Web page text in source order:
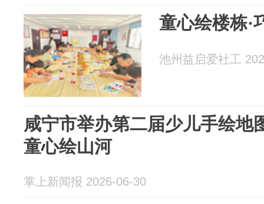
童心绘楼栋·
池州益启爱社工
咸宁市举办第二届少儿手绘地
童心绘山河
掌上新闻报 2026-06-30